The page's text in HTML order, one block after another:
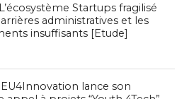
Startups fragilisé
administratives et les
insuffisants [Etude]
EU4Innovation lance son